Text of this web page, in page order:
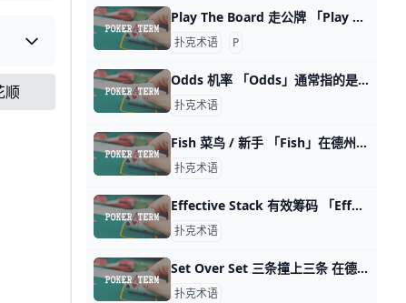
顺
Play The Board 走公牌 「Play The Board」这通常发生在公共牌的牌力较高，玩家无法用手中的两张牌改进自己的牌组合时，选择指的是在德州扑克游戏中，玩家使用公共牌（
扑克术语 P
Odds 机率 「Odds」通常指的是用来表示一个特定情况发生的预测机率。这可能包括玩家手中的牌与胜出的可能性，或是在特定牌局情境下的输赢机率，玩家可以根据
扑克术语
Fish 菜鸟 / 新手 「Fish」在德州扑克中被认为是相对较弱的玩家，常常作出明显的错误决策或容易受到其他玩家的操控。当玩家被称为「Fish」時，意味着他们可能在
扑克术语
Effective Stack 有效筹码 「Effective Stack」可以翻译为「有效筹码」，指的是在一手牌中，两位玩家中较少筹码的那位玩家所拥有的筹码数量。这个概念对于决定在某
扑克术语
Set Over Set 三条撞上三条 在德州扑克中，「Set Over Set」这个术语通常翻译为「三条撞上三条」。是指在同一局牌局中，两位玩家都持有三张相同点数的牌，但其中一位玩家的三条
扑克术语